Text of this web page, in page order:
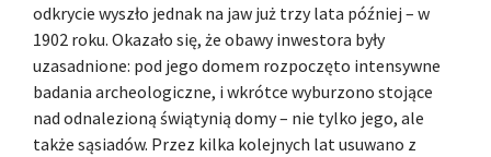
odkrycie wyszło jednak na jaw już trzy lata później – w
1902 roku. Okazało się, że obawy inwestora były
uzasadnione: pod jego domem rozpoczęto intensywne
badania archeologiczne, i wkrótce wyburzono stojące
nad odnalezioną świątynią domy – nie tylko jego, ale
także sąsiadów. Przez kilka kolejnych lat usuwano z